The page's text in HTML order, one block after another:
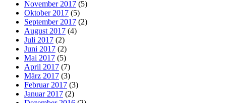
November 2017 (5)
Oktober 2017 (5)
September 2017 (2)
August 2017 (4)
Juli 2017 (2)
Juni 2017 (2)
Mai 2017 (5)
April 2017 (7)
März 2017 (3)
Februar 2017 (3)
Januar 2017 (2)